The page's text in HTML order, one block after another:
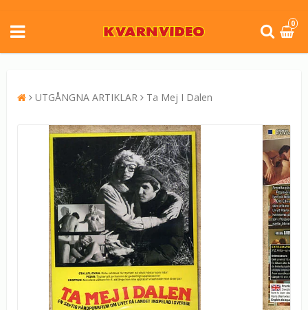
0
UTGÅNGNA ARTIKLAR Ta Mej I Dalen